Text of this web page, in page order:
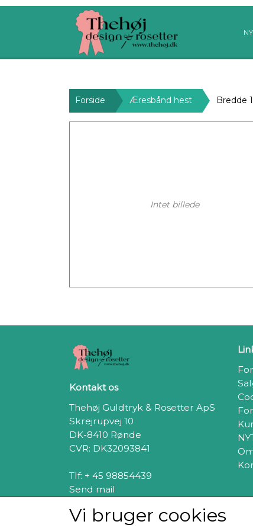
Forside Æresbånd hest Bredde
Intet billede
Kontakt os
Thehøj Guldtryk & Rosetter ApS
Skrejrupvej 10
DK-8410 Rønde
CVR: DK32093841
Tlf: + 45 98854439
Send mail
Vi bruger cookies